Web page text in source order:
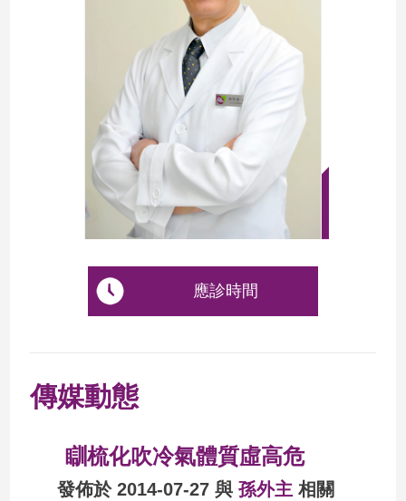
應診時間
傳媒動態
瞓梳化吹冷氣體質虛高危
發佈於 2014-07-27 與孫外主相關